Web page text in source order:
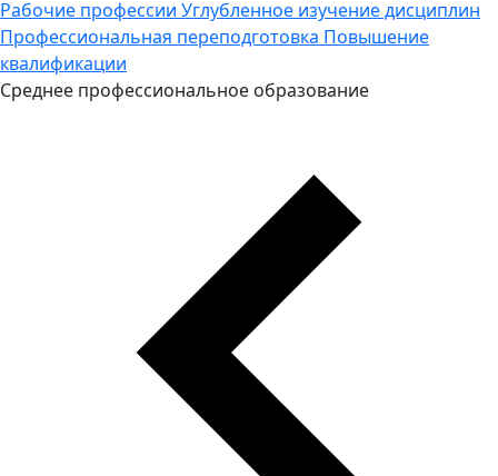
Рабочие профессии Углубленное изучение дисциплин
Профессиональная переподготовка Повышение
квалификации
Среднее профессиональное образование